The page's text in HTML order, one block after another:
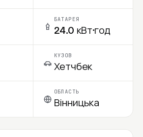
БАТАРЕЯ
24.0 кВт·год
КУЗОВ
Хетчбек
ОБЛАСТЬ
Вінницька